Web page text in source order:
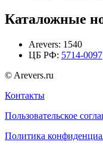
Каталожные
Arevers: 1540
ЦБ РФ: 5714-0097
© Arevers.ru
Контакты
Пользовательское
Политика